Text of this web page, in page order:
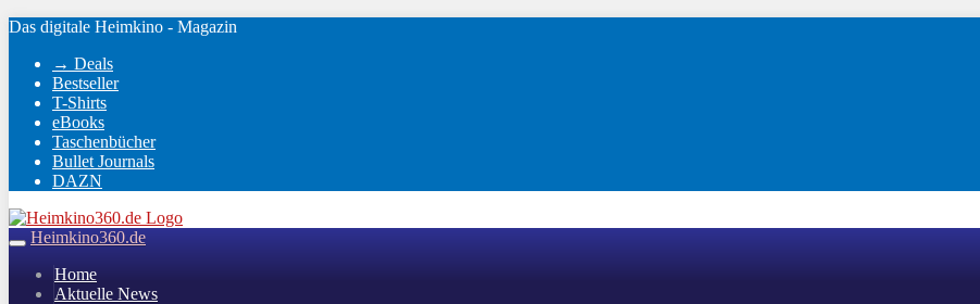
Skip
main
content
Das digitale Heimkino - Magazin
→ Deals
Bestseller
T-Shirts
eBooks
Taschenbücher
Bullet Journals
DAZN
Toggle
navigation
Heimkino360.de
Home
Aktuelle News